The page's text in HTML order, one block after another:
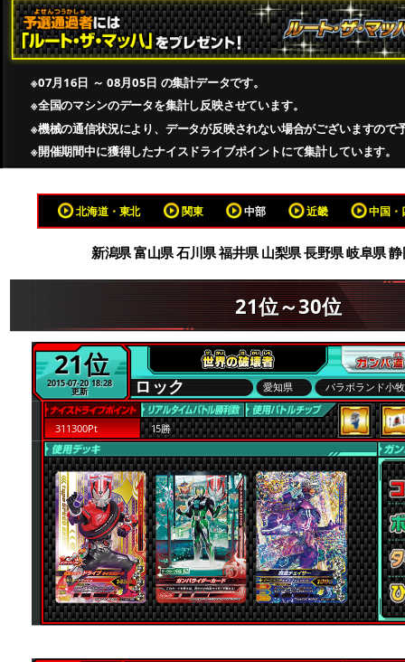
※07月16日 ～ 08月05日 の集計データです。
※全国のマシンのデータを集計し反映させています。
※機械の通信状況により、データが反映されない場合がございますので
※開催期間中に獲得したナイスドライブポイントにて集計しています。
北海道・東北 関東 中部 近畿 中国・
新潟県 富山県 石川県 福井県 山梨県 長野県 岐阜県
21位～30位
21位
2015-07-20 18:28
更新 ロック 愛知県 パラボランド小
311300Pt 15勝